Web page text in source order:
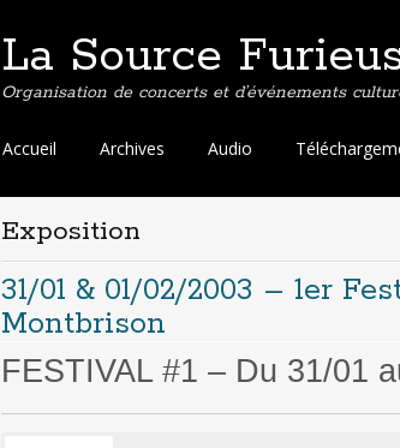
La Source
Organisation de concerts et d’événements
Aller
contenu
principal
Accueil Archives Audio
Exposition
31/01 & 01/02/2003 – 1er
Montbrison
FESTIVAL #1 – Du 31/01